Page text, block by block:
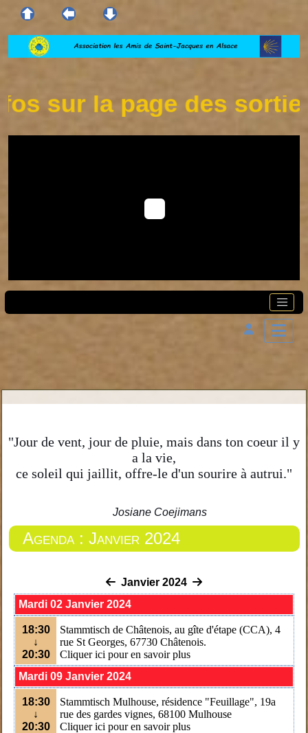
sur la page des sorties
"Jour de vent, jour de pluie, mais dans ton coeur il y
a la vie,
ce soleil qui jaillit, offre-le d'un sourire à autrui."
Josiane Coejimans
Agenda : Janvier 2024
Janvier 2024
Mardi 02 Janvier 2024
18:30
↓
20:30
Stammtisch de Châtenois, au gîte d'étape (CCA), 4
rue St Georges, 67730 Châtenois.
Cliquer ici pour en savoir plus
Mardi 09 Janvier 2024
18:30
↓
20:30
Stammtisch Mulhouse, résidence "Feuillage", 19a
rue des gardes vignes, 68100 Mulhouse
Cliquer ici pour en savoir plus